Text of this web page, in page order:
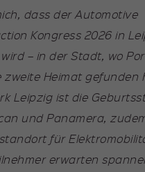
dass der Automotive
Kongress 2026 in
– in der Stadt, wo
zweite Heimat gefunden
Leipzig ist die
und Panamera,
für
erwarten